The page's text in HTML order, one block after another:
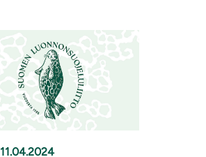
11.04.2024